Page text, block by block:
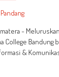
-
College Bandung
&